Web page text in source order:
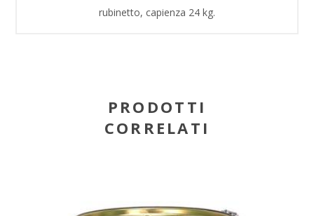
rubinetto, capienza 24 kg.
PRODOTTI
CORRELATI